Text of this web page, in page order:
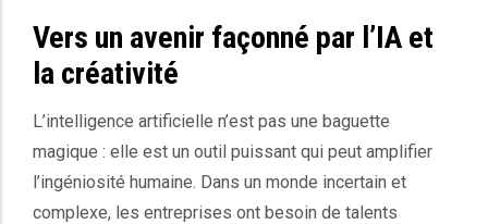
Vers un avenir façonné par l’IA et
la créativité
L’intelligence artificielle n’est pas une baguette
magique : elle est un outil puissant qui peut amplifier
l’ingéniosité humaine. Dans un monde incertain et
complexe, les entreprises ont besoin de talents